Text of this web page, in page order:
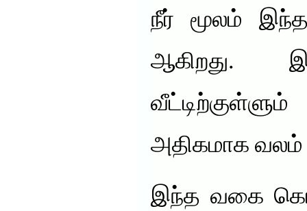
நீர் மூலம்
ஆகிறது.
அதிகமாக வலம்
இந்த வகை